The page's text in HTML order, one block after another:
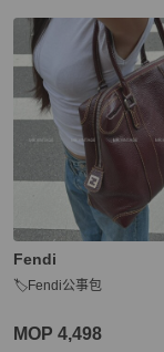
Fendi
🏷Fendi公事包
MOP 4,498